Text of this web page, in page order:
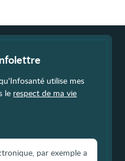
utilise mes
le respect de ma vie